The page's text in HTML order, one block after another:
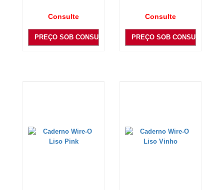
Consulte
PREÇO SOB CONSULTA
Consulte
PREÇO SOB CONSULTA